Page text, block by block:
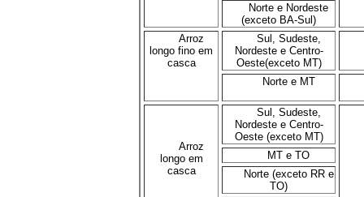
Norte e Nordeste
(exceto BA-Sul)
Arroz
longo fino em
casca
Sul, Sudeste,
Nordeste e Centro-
Oeste(exceto MT)
Norte e MT
Arroz
longo em
casca
Sul, Sudeste,
Nordeste e Centro-
Oeste (exceto MT)
MT e TO
Norte (exceto RR e
TO)